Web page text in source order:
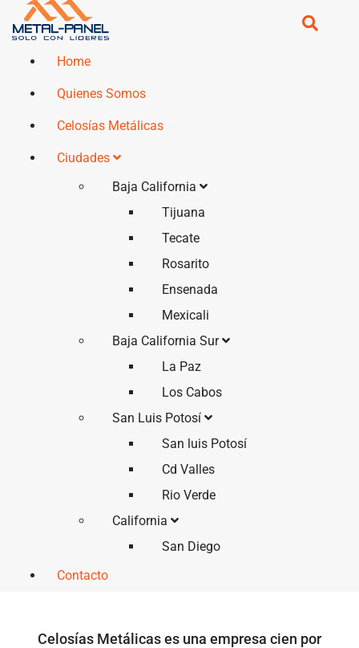
Home
Quienes Somos
Celosías Metálicas
Ciudades
Baja California
Tijuana
Tecate
Rosarito
Ensenada
Mexicali
Baja California Sur
La Paz
Los Cabos
San Luis Potosí
San luis Potosí
Cd Valles
Rio Verde
California
San Diego
Contacto
Celosías Metálicas es una empresa cien por